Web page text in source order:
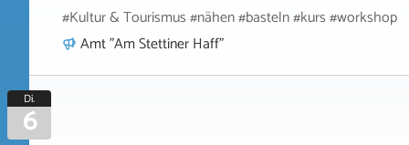
#Kultur & Tourismus #nähen #basteln #kurs #workshop
Amt "Am Stettiner Haff"
Di.
6